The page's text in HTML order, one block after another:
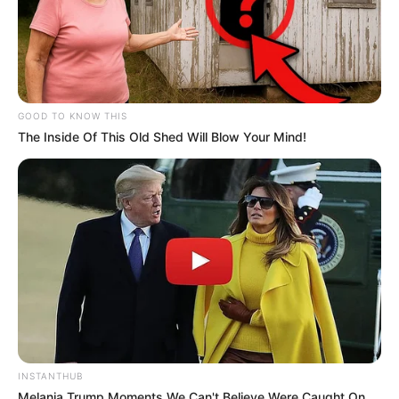
GOOD TO KNOW THIS
The Inside Of This Old Shed Will Blow Your Mind!
INSTANTHUB